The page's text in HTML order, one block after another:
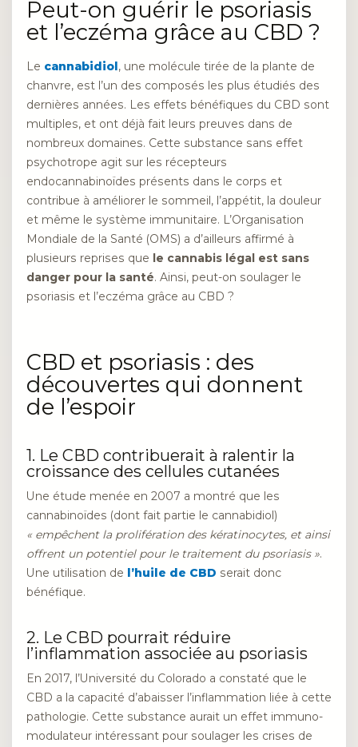
Peut-on guérir le psoriasis
et l’eczéma grâce au CBD ?
Le cannabidiol, une molécule tirée de la plante de
chanvre, est l’un des composés les plus étudiés des
dernières années. Les effets bénéfiques du CBD sont
multiples, et ont déjà fait leurs preuves dans de
nombreux domaines. Cette substance sans effet
psychotrope agit sur les récepteurs
endocannabinoïdes présents dans le corps et
contribue à améliorer le sommeil, l’appétit, la douleur
et même le système immunitaire. L’Organisation
Mondiale de la Santé (OMS) a d’ailleurs affirmé à
plusieurs reprises que le cannabis légal est sans
danger pour la santé. Ainsi, peut-on soulager le
psoriasis et l’eczéma grâce au CBD ?
CBD et psoriasis : des
découvertes qui donnent
de l’espoir
1. Le CBD contribuerait à ralentir la
croissance des cellules cutanées
Une étude menée en 2007 a montré que les
cannabinoïdes (dont fait partie le cannabidiol)
« empêchent la prolifération des kératinocytes, et ainsi
offrent un potentiel pour le traitement du psoriasis ».
Une utilisation de l’huile de CBD serait donc
bénéfique.
2. Le CBD pourrait réduire
l’inflammation associée au psoriasis
En 2017, l’Université du Colorado a constaté que le
CBD a la capacité d’abaisser l’inflammation liée à cette
pathologie. Cette substance aurait un effet immuno-
modulateur intéressant pour soulager les crises de